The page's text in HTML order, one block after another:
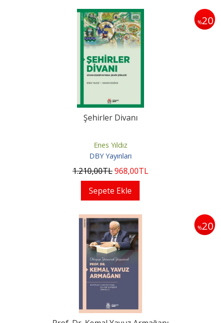
%20
Şehirler Divanı
Enes Yıldız
DBY Yayınları
1.210,00TL968,00TL
Sepete Ekle
%20